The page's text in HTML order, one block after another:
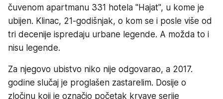
čuvenom apartmanu 331 hotela "Hajat", u kome je
ubijen. Klinac, 21-godišnjak, o kom se i posle više od
tri decenije ispredaju urbane legende. A možda to i
nisu legende.
Za njegovo ubistvo niko nije odgovarao, a 2017.
godine slučaj je proglašen zastarelim. Dosije o
zločinu koji je označio početak krvave serije